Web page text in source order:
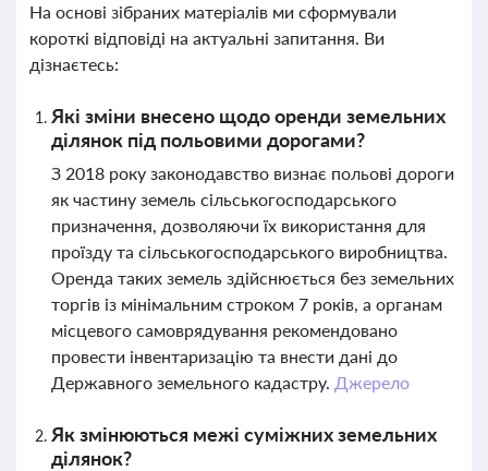
На основі зібраних матеріалів ми сформували
короткі відповіді на актуальні запитання. Ви
дізнаєтесь:
Які зміни внесено щодо оренди земельних
ділянок під польовими дорогами?
З 2018 року законодавство визнає польові дороги
як частину земель сільськогосподарського
призначення, дозволяючи їх використання для
проїзду та сільськогосподарського виробництва.
Оренда таких земель здійснюється без земельних
торгів із мінімальним строком 7 років, а органам
місцевого самоврядування рекомендовано
провести інвентаризацію та внести дані до
Державного земельного кадастру. Джерело
Як змінюються межі суміжних земельних
ділянок?